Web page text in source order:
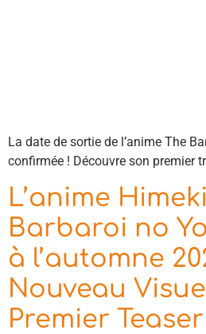
La date de sortie de l’anime The
confirmée ! Découvre son premier
L’anime
Barbaroi no
à l’automne
Nouveau
Premier Teaser